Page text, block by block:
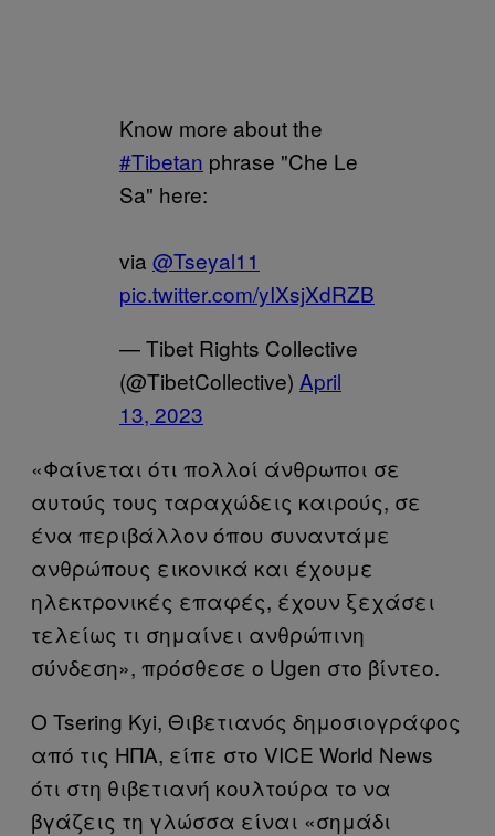
Know more about the
#Tibetan phrase "Che Le
Sa" here:
via @Tseyal11
pic.twitter.com/yIXsjXdRZB
— Tibet Rights Collective
(@TibetCollective) April
13, 2023
«Φαίνεται ότι πολλοί άνθρωποι σε
αυτούς τους ταραχώδεις καιρούς, σε
ένα περιβάλλον όπου συναντάμε
ανθρώπους εικονικά και έχουμε
ηλεκτρονικές επαφές, έχουν ξεχάσει
τελείως τι σημαίνει ανθρώπινη
σύνδεση», πρόσθεσε ο Ugen στο βίντεο.
Ο Tsering Kyi, Θιβετιανός δημοσιογράφος
από τις ΗΠΑ, είπε στο VICE World News
ότι στη θιβετιανή κουλτούρα το να
βγάζεις τη γλώσσα είναι «σημάδι